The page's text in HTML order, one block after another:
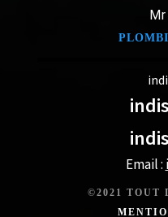
Email :
©2021 TOUT